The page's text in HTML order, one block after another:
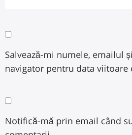
Salvează-mi numele, emailul
navigator pentru data viitoare
Notifică-mă prin email când